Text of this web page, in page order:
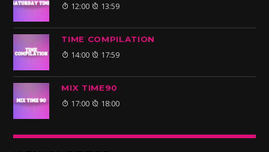
12:00 13:59
TIME COMPILATION
14:00 17:59
MIX TIME90
17:00 18:00